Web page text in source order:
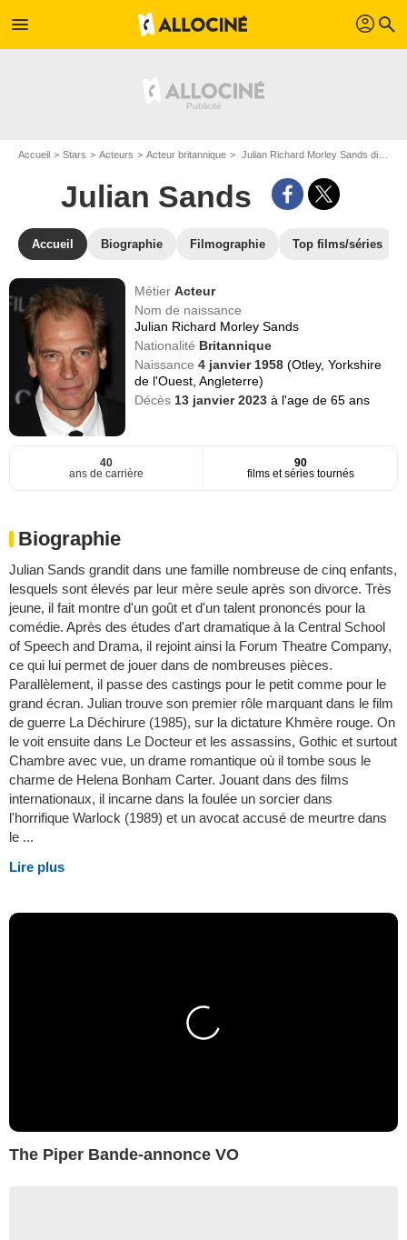
menu profil search
Accueil Stars Acteurs Acteur britannique Julian Richard Morley Sands dit Julian Sands
Julian Sands
Accueil Biographie Filmographie Top films/séries
MétierActeur
Nom de naissance
Julian Richard Morley Sands
Nationalité Britannique
Naissance4 janvier 1958(Otley, Yorkshire
de l'Ouest, Angleterre)
Décès 13 janvier 2023à l'age de 65 ans
40
ans de carrière
90
films et séries tournés
Biographie
Julian Sands grandit dans une famille nombreuse de cinq enfants,
lesquels sont élevés par leur mère seule après son divorce. Très
jeune, il fait montre d'un goût et d'un talent prononcés pour la
comédie. Après des études d'art dramatique à la Central School
of Speech and Drama, il rejoint ainsi la Forum Theatre Company,
ce qui lui permet de jouer dans de nombreuses pièces.
Parallèlement, il passe des castings pour le petit comme pour le
grand écran. Julian trouve son premier rôle marquant dans le film
de guerre La Déchirure (1985), sur la dictature Khmère rouge. On
le voit ensuite dans Le Docteur et les assassins, Gothic et surtout
Chambre avec vue, un drame romantique où il tombe sous le
charme de Helena Bonham Carter. Jouant dans des films
internationaux, il incarne dans la foulée un sorcier dans
l'horrifique Warlock (1989) et un avocat accusé de meurtre dans
le ...
Lire plus
The Piper Bande-annonce VO